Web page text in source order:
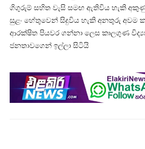
ගිගුරුම් සහිත වැසි සමඟ ඇතිවිය හැකි
සුළං හේතුවෙන් සිදුවිය හැකි අනතුරු අවම
ආරක්ෂිත පියවර ගන්නා ලෙස කාලගුණ
ජනතාවගෙන් ඉල්ලා සිටියි